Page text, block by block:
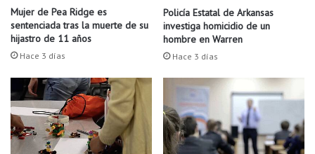
c
a
r
a
e
n
S
p
r
e
n
A
t
i
n
s
.
Mujer de Pea Ridge es
sentenciada tras la muerte de su
hijastro de 11 años
Hace 3 días
Policía Estatal de Arkansas
investiga homicidio de un
hombre en Warren
Hace 3 días